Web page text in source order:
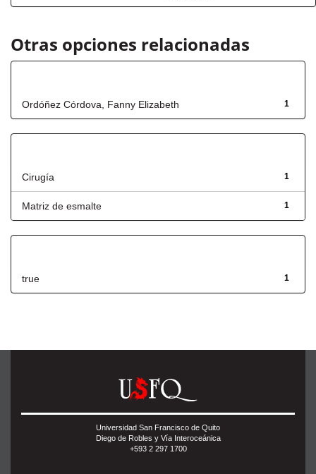
Otras opciones relacionadas
1
Ordóñez Córdova, Fanny Elizabeth
1
Cirugía
1
Matriz de esmalte
1
true
Universidad San Francisco de Quito
Diego de Robles y Vía Interoceánica
+593 2 297 1700